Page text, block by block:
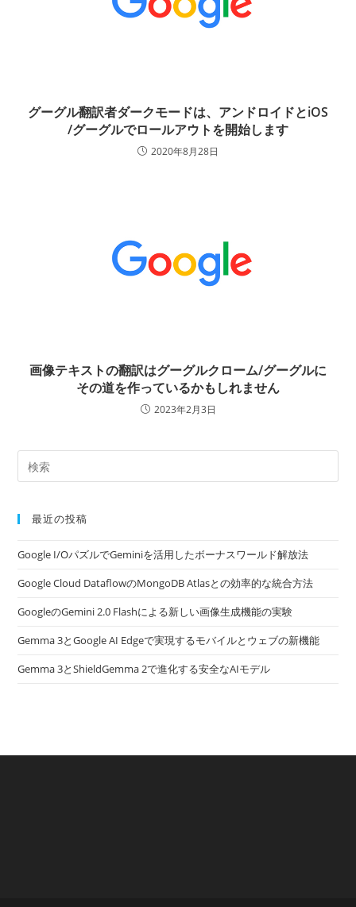
グーグル翻訳者ダークモードは、アンドロイドとiOS
/グーグルでロールアウトを開始します
2020年8月28日
画像テキストの翻訳はグーグルクローム/グーグルに
その道を作っているかもしれません
2023年2月3日
最近の投稿
Google I/OパズルでGeminiを活用したボーナスワールド解放法
Google Cloud DataflowのMongoDB Atlasとの効率的な統合方法
GoogleのGemini 2.0 Flashによる新しい画像生成機能の実験
Gemma 3とGoogle AI Edgeで実現するモバイルとウェブの新機能
Gemma 3とShieldGemma 2で進化する安全なAIモデル